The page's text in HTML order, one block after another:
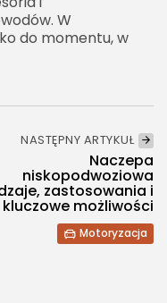
W
do momentu, w
NASTĘPNY ARTYKUŁ
Naczepa
niskopodwoziowa
zastosowania i
kluczowe możliwości
Motoryzacja